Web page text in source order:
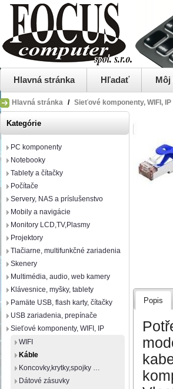
Hlavná stránka Hľadať Môj
Hlavná stránka / Sieťové komponenty, WIFI, IP
Kategórie
PC komponenty
Notebooky
Tablety a čítačky
Počítače
Servery, NAS a príslušenstvo
Mobily a navigácie
Monitory LCD,TV,Plasmy
Projektory
Tlačiarne, multifunkčné zariadenia
Skenery
Multimédia, audio, web kamery
Klávesnice, myšky, tablety
Pamäte USB, flash karty, čítačky
USB zariadenia, prepínače
Sieťové komponenty, WIFI, IP
WIFI
Káble
Koncovky,krytky,spojky …
Dátové zásuvky
Popis